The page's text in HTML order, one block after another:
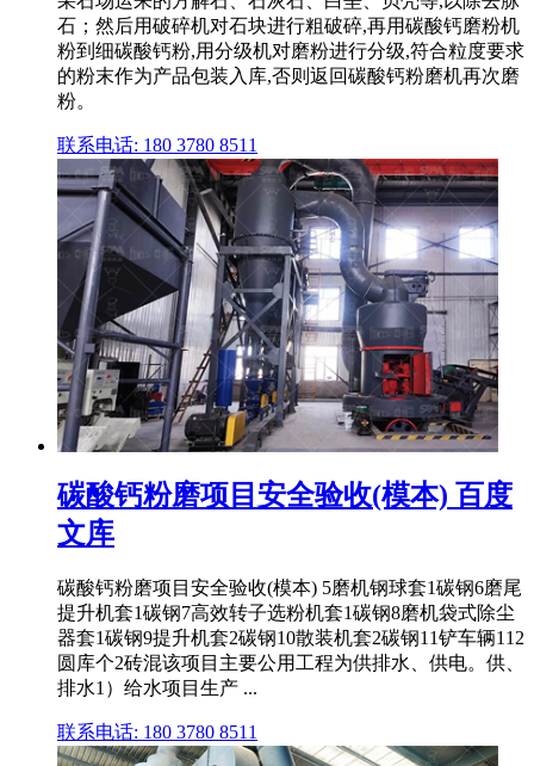
石；然后用破碎机对石块进行粗破碎,再用碳酸钙磨粉机
粉到细碳酸钙粉,用分级机对磨粉进行分级,符合粒度要求
的粉末作为产品包装入库,否则返回碳酸钙粉磨机再次磨
粉。
联系电话: 180 3780 8511
碳酸钙粉磨项目安全验收(模本) 百度
文库
碳酸钙粉磨项目安全验收(模本) 5磨机钢球套1碳钢6磨尾
提升机套1碳钢7高效转子选粉机套1碳钢8磨机袋式除尘
器套1碳钢9提升机套2碳钢10散装机套2碳钢11铲车辆112
圆库个2砖混该项目主要公用工程为供排水、供电。供、
排水1）给水项目生产 ...
联系电话: 180 3780 8511